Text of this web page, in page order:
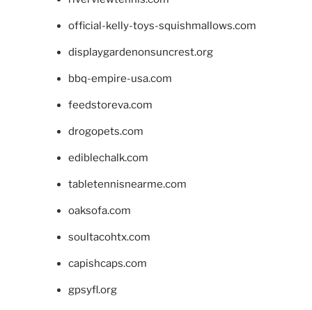
official-kelly-toys-squishmallows.com
displaygardenonsuncrest.org
bbq-empire-usa.com
feedstoreva.com
drogopets.com
ediblechalk.com
tabletennisnearme.com
oaksofa.com
soultacohtx.com
capishcaps.com
gpsyfl.org